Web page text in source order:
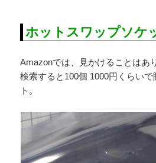
ホットスワップソケ
Amazonでは、見かけることはあ
検索すると100個 1000円くらい
ト。